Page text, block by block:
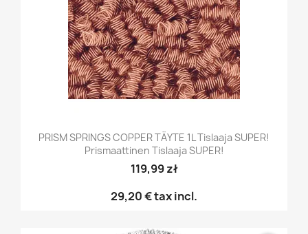
PRISM SPRINGS COPPER TÄYTE 1L Tislaaja SUPER!
Prismaattinen Tislaaja SUPER!
119,99 zł
29,20 €tax incl.